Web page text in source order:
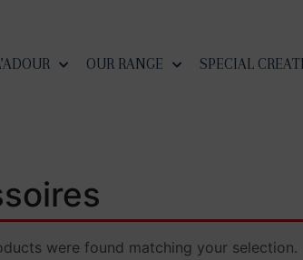
OUR RANGE SPECIAL
were found matching your selection.